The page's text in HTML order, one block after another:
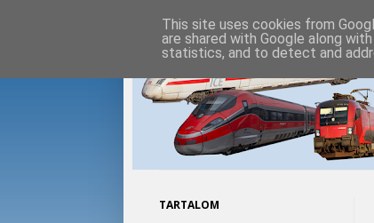
TARTALOM
This site uses cookies from
are shared with Google along
statistics, and to detect and